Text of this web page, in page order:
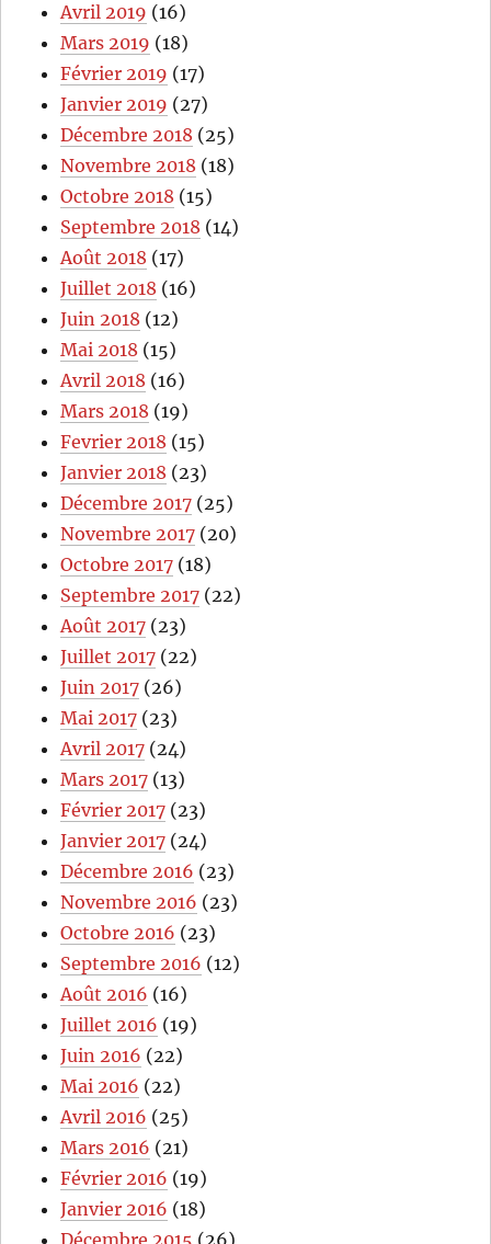
Avril 2019 (16)
Mars 2019 (18)
Février 2019 (17)
Janvier 2019 (27)
Décembre 2018 (25)
Novembre 2018 (18)
Octobre 2018 (15)
Septembre 2018 (14)
Août 2018 (17)
Juillet 2018 (16)
Juin 2018 (12)
Mai 2018 (15)
Avril 2018 (16)
Mars 2018 (19)
Fevrier 2018 (15)
Janvier 2018 (23)
Décembre 2017 (25)
Novembre 2017 (20)
Octobre 2017 (18)
Septembre 2017 (22)
Août 2017 (23)
Juillet 2017 (22)
Juin 2017 (26)
Mai 2017 (23)
Avril 2017 (24)
Mars 2017 (13)
Février 2017 (23)
Janvier 2017 (24)
Décembre 2016 (23)
Novembre 2016 (23)
Octobre 2016 (23)
Septembre 2016 (12)
Août 2016 (16)
Juillet 2016 (19)
Juin 2016 (22)
Mai 2016 (22)
Avril 2016 (25)
Mars 2016 (21)
Février 2016 (19)
Janvier 2016 (18)